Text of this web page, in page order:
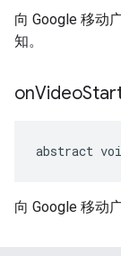
向 Google 移动
知。
onVideo
abstract
向 Google 移动